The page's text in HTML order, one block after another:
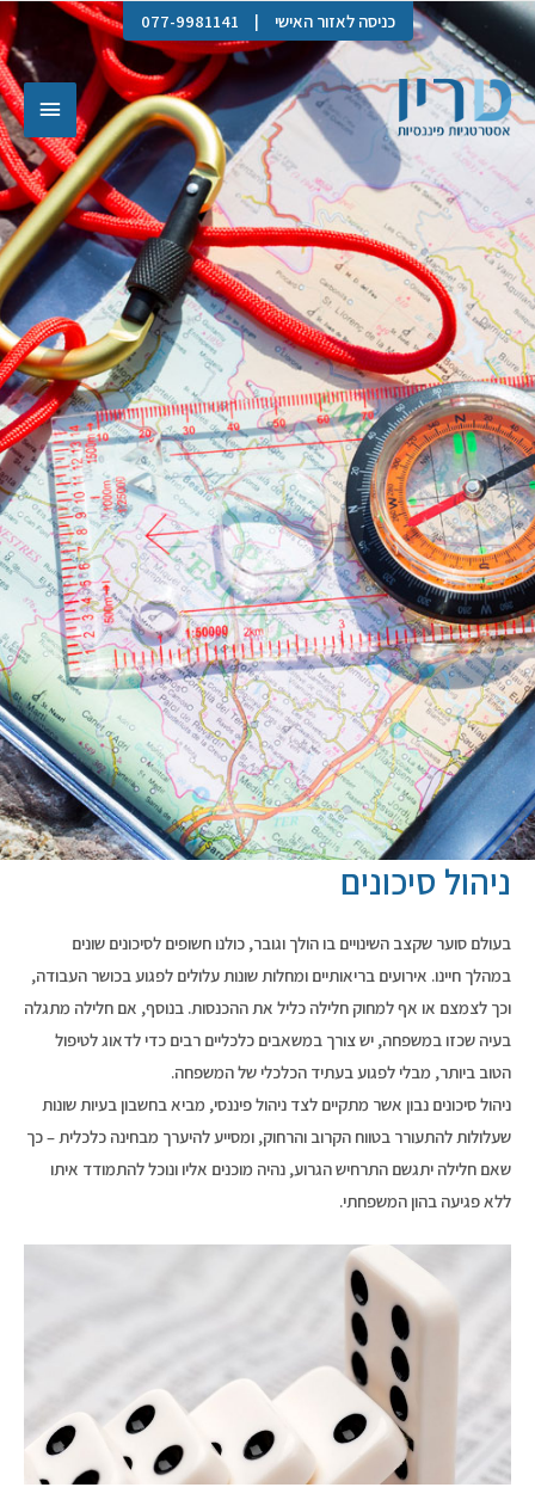
077-9981141 | כניסה לאזור האישי
ניהול סיכונים
בעולם סוער שקצב השינויים בו הולך וגובר, כולנו חשופים לסיכונים שונים
במהלך חיינו. אירועים בריאותיים ומחלות שונות עלולים לפגוע בכושר העבודה,
וכך לצמצם או אף למחוק חלילה כליל את ההכנסות. בנוסף, אם חלילה מתגלה
בעיה שכזו במשפחה, יש צורך במשאבים כלכליים רבים כדי לדאוג לטיפול
הטוב ביותר, מבלי לפגוע בעתיד הכלכלי של המשפחה.
ניהול סיכונים נבון אשר מתקיים לצד ניהול פיננסי, מביא בחשבון בעיות שונות
שעלולות להתעורר בטווח הקרוב והרחוק, ומסייע להיערך מבחינה כלכלית – כך
שאם חלילה יתגשם התרחיש הגרוע, נהיה מוכנים אליו ונוכל להתמודד איתו
ללא פגיעה בהון המשפחתי.